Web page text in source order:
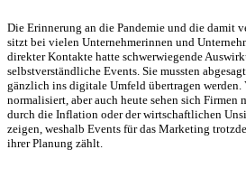
Die Erinnerung an die Pandemie und die damit
sitzt bei vielen Unternehmerinnen und
direkter Kontakte hatte schwerwiegende
selbstverständliche Events. Sie mussten
gänzlich ins digitale Umfeld übertragen werden.
normalisiert, aber auch heute sehen sich Firmen
durch die Inflation oder der wirtschaftlichen
zeigen, weshalb Events für das Marketing
ihrer Planung zählt.